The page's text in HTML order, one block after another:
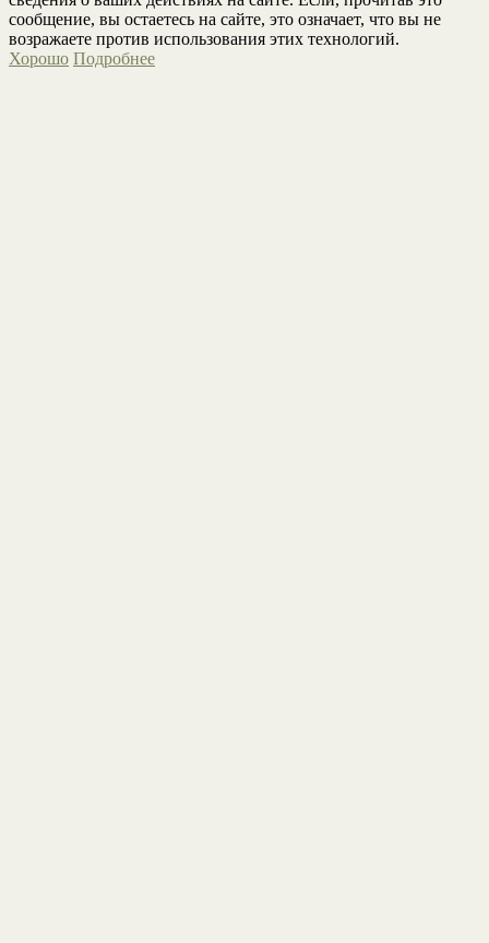
сообщение, вы остаетесь на сайте, это означает, что вы не
возражаете против использования этих технологий.
Хорошо Подробнее